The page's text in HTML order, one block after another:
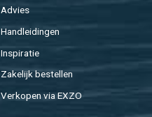
Ad­vies
Hand­lei­din­gen
In­spi­ra­tie
Za­ke­lijk be­stel­len
Ver­ko­pen via EXZO